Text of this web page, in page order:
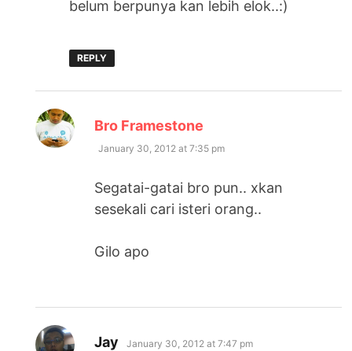
belum berpunya kan lebih elok..:)
REPLY
Bro Framestone
January 30, 2012 at 7:35 pm
Segatai-gatai bro pun.. xkan
sesekali cari isteri orang..
Gilo apo
Jay says:
January 30, 2012 at 7:47 pm